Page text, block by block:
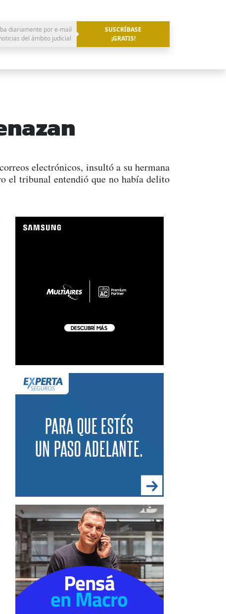
diariamente por e-mail
del ámbito judicial
SUSCRÍBASE
¡GRATIS!
electrónicos, insultó a su hermana
el tribunal entendió que no había delito